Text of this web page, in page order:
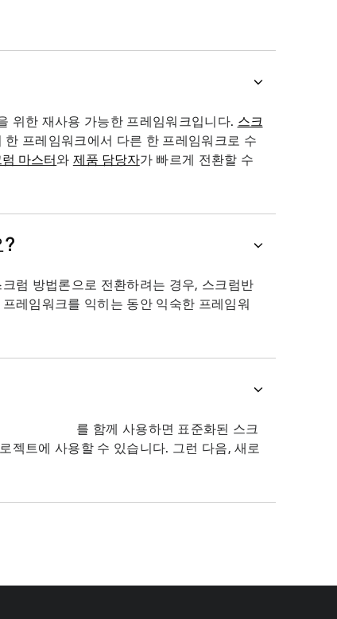
위한 재사용 가능한 프레임워크입니다. 스크
프레임워크에서 다른 한 프레임워크로 수
마스터와 제품 담당자가 빠르게 전환할 수
?
럼 방법론으로 전환하려는 경우, 스크럼반
레임워크를 익히는 동안 익숙한 프레임워
를 함께 사용하면 표준화된 스크
젝트에 사용할 수 있습니다. 그런 다음, 새로